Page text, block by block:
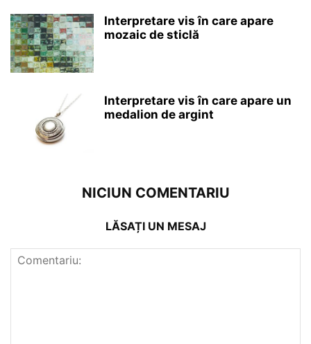
Interpretare vis în care apare
mozaic de sticlă
Interpretare vis în care apare un
medalion de argint
NICIUN COMENTARIU
LĂSAȚI UN MESAJ